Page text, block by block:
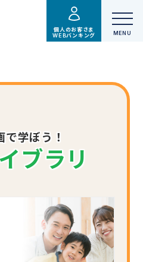
個人のお客さま
WEBバンキング
で学ぼう！
ブラリ